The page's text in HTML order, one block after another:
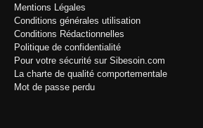
Mentions Légales
Conditions générales utilisation
Conditions Rédactionnelles
Politique de confidentialité
Pour votre sécurité sur Sibesoin.com
La charte de qualité comportementale
Mot de passe perdu